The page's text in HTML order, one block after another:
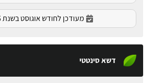
מעודכן לחודש אוגוסט בשנת 2026
דשא סינטטי